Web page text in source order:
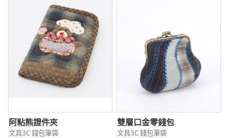
阿粘熊證件夾
文具3C 錢包筆袋
雙層口金零錢包
文具3C 錢包筆袋